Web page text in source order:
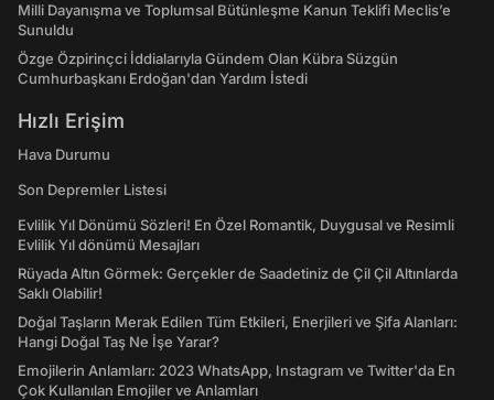
Milli Dayanışma ve Toplumsal Bütünleşme Kanun Teklifi Meclis’e
Sunuldu
Özge Özpirinçci İddialarıyla Gündem Olan Kübra Süzgün
Cumhurbaşkanı Erdoğan'dan Yardım İstedi
Hızlı Erişim
Hava Durumu
Son Depremler Listesi
Evlilik Yıl Dönümü Sözleri! En Özel Romantik, Duygusal ve Resimli
Evlilik Yıl dönümü Mesajları
Rüyada Altın Görmek: Gerçekler de Saadetiniz de Çil Çil Altınlarda
Saklı Olabilir!
Doğal Taşların Merak Edilen Tüm Etkileri, Enerjileri ve Şifa Alanları:
Hangi Doğal Taş Ne İşe Yarar?
Emojilerin Anlamları: 2023 WhatsApp, Instagram ve Twitter'da En
Çok Kullanılan Emojiler ve Anlamları